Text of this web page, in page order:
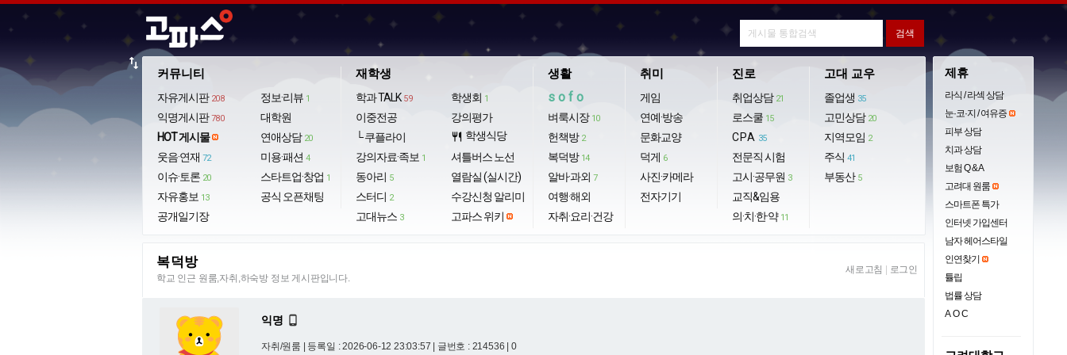
커뮤니티
자유게시판 208
익명게시판 780
HOT 게시물
웃음·연재 72
이슈·토론 20
자유홍보 13
공개일기장
정보·리뷰 1
대학원
연애상담 20
미용·패션 4
스타트업·창업 1
공식 오픈채팅
재학생
학과 TALK 59
이중전공
└ 쿠플라이
강의자료·족보 1
동아리 5
스터디 2
고대뉴스 3
학생회 1
강의평가
restaurant 학생식당
셔틀버스 노선
열람실 (실시간)
수강신청 알리미
고파스 위키
생활
sofo
벼룩시장 10
헌책방 2
복덕방 14
알바·과외 7
여행·해외
자취·요리·건강
취미
게임
연예·방송
문화교양
덕게 6
사진·카메라
전자기기
진로
취업상담 21
로스쿨 15
CPA 35
전문직 시험
고시·공무원 3
교직&임용
의·치·한·약 11
고대 교우
졸업생 35
고민상담 20
지역모임 2
주식 41
부동산 5
import_export
복덕방
학교 인근 원룸,자취,하숙방 정보 게시판입니다.
새로고침 로그인
익명 
자취/원룸 | 등록일 : 2026-06-12 23:03:57 | 글번호 : 214536 | 0
제휴
라식 / 라섹 상담
눈·코·지 / 여유증
피부 상담
치과 상담
보험 Q & A
고려대 원룸
스마트폰 특가
인터넷 가입센터
남자 헤어스타일
인연찾기
튤립
법률 상담
AOC